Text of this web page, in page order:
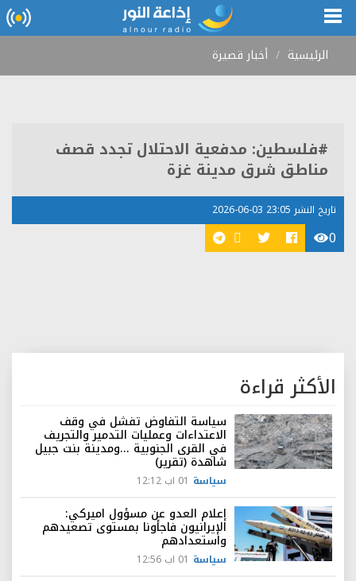
الرئيسية أخبار قصيرة
#فلسطين: مدفعية الاحتلال تجدد قصف
مناطق شرق مدينة غزة
تاريخ النشر 23:05 03-06-2026
0
الأكثر قراءة
سياسة التفاوض تفشل في وقف
الاعتداءات وعمليات التدمير والتجريف
في القرى الجنوبية ...ومدينة بنت جبيل
شاهدة (تقرير)
سياسة 01 اب 12:12
إعلام العدو عن مسؤول اميركي:
الإيرانيون فاجأونا بمستوى تصعيدهم
واستعدادهم
سياسة 01 اب 12:56